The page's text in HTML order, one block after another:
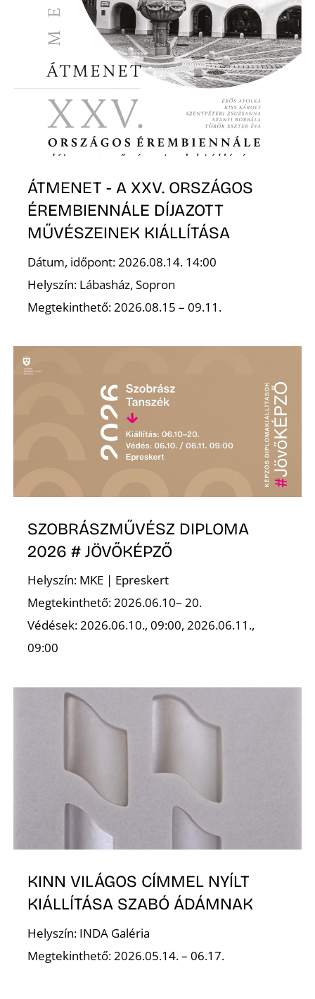
ÁTMENET - A XXV. ORSZÁGOS
ÉREMBIENNÁLE DÍJAZOTT
MŰVÉSZEINEK KIÁLLÍTÁSA
Dátum, időpont: 2026.08.14. 14:00
Helyszín: Lábasház, Sopron
Megtekinthető: 2026.08.15 – 09.11.
SZOBRÁSZMŰVÉSZ DIPLOMA
2026 # JÖVŐKÉPZŐ
Helyszín: MKE | Epreskert
Megtekinthető: 2026.06.10– 20.
Védések: 2026.06.10., 09:00, 2026.06.11.,
09:00
KINN VILÁGOS CÍMMEL NYÍLT
KIÁLLÍTÁSA SZABÓ ÁDÁMNAK
Helyszín: INDA Galéria
Megtekinthető: 2026.05.14. – 06.17.